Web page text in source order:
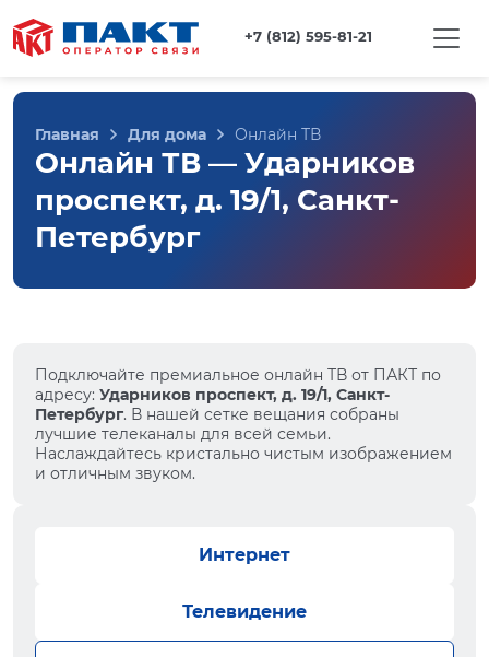
+7 (812) 595-81-21
Главная Для дома Онлайн ТВ
Онлайн ТВ — Ударников
проспект, д. 19/1, Санкт-
Петербург
Подключайте премиальное онлайн ТВ от ПАКТ по
адресу: Ударников проспект, д. 19/1, Санкт-
Петербург. В нашей сетке вещания собраны
лучшие телеканалы для всей семьи.
Наслаждайтесь кристально чистым изображением
и отличным звуком.
Интернет
Телевидение